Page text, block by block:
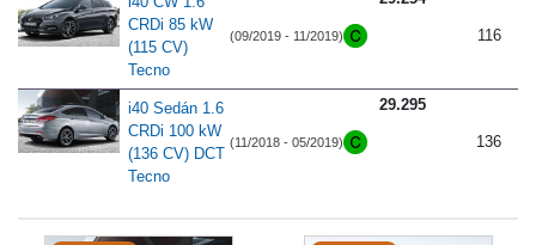
CRDi 85 kW
(115 CV)
Tecno
(09/2019 - 11/2019) 116
i40 Sedán 1.6
CRDi 100 kW
(136 CV) DCT
Tecno
(11/2018 - 05/2019)
29.295
136